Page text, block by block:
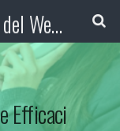
Booking Blog™ - Il blog del Web Marketing Turistico
Efficaci